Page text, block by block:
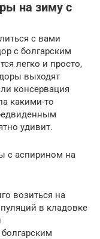
на зиму с
с вами
с болгарским
легко и просто,
выходят
консервация
какими-то
удивит.
с аспирином на
возиться на
в кладовке